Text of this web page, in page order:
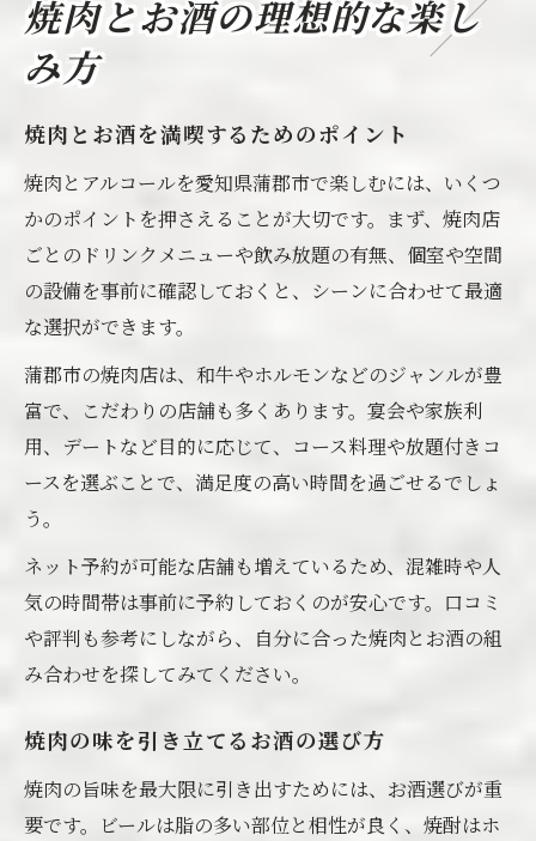
焼肉とお酒の理想的な楽し
み方
焼肉とお酒を満喫するためのポイント
焼肉とアルコールを愛知県蒲郡市で楽しむには、いくつ
かのポイントを押さえることが大切です。まず、焼肉店
ごとのドリンクメニューや飲み放題の有無、個室や空間
の設備を事前に確認しておくと、シーンに合わせて最適
な選択ができます。
蒲郡市の焼肉店は、和牛やホルモンなどのジャンルが豊
富で、こだわりの店舗も多くあります。宴会や家族利
用、デートなど目的に応じて、コース料理や放題付きコ
ースを選ぶことで、満足度の高い時間を過ごせるでしょ
う。
ネット予約が可能な店舗も増えているため、混雑時や人
気の時間帯は事前に予約しておくのが安心です。口コミ
や評判も参考にしながら、自分に合った焼肉とお酒の組
み合わせを探してみてください。
焼肉の味を引き立てるお酒の選び方
焼肉の旨味を最大限に引き出すためには、お酒選びが重
要です。ビールは脂の多い部位と相性が良く、焼酎はホ